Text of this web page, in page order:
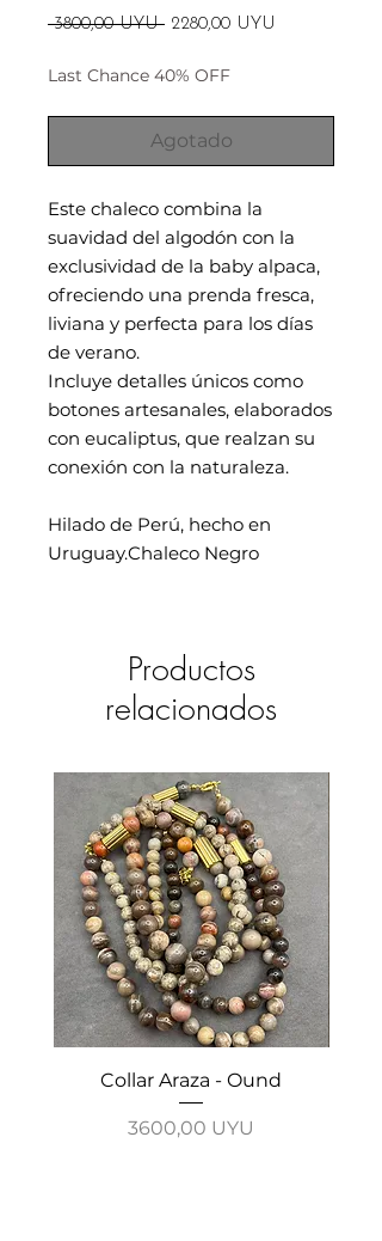
3800,00 UYU Precio
2280,00 UYU
Last Chance 40% OFF
Agotado
Este chaleco combina la
suavidad del algodón con la
exclusividad de la baby alpaca,
ofreciendo una prenda fresca,
liviana y perfecta para los días
de verano.
Incluye detalles únicos como
botones artesanales, elaborados
con eucaliptus, que realzan su
conexión con la naturaleza.
Hilado de Perú, hecho en
Uruguay.Chaleco Negro
Productos
relacionados
Collar Araza - Ound
Precio
3600,00 UYU